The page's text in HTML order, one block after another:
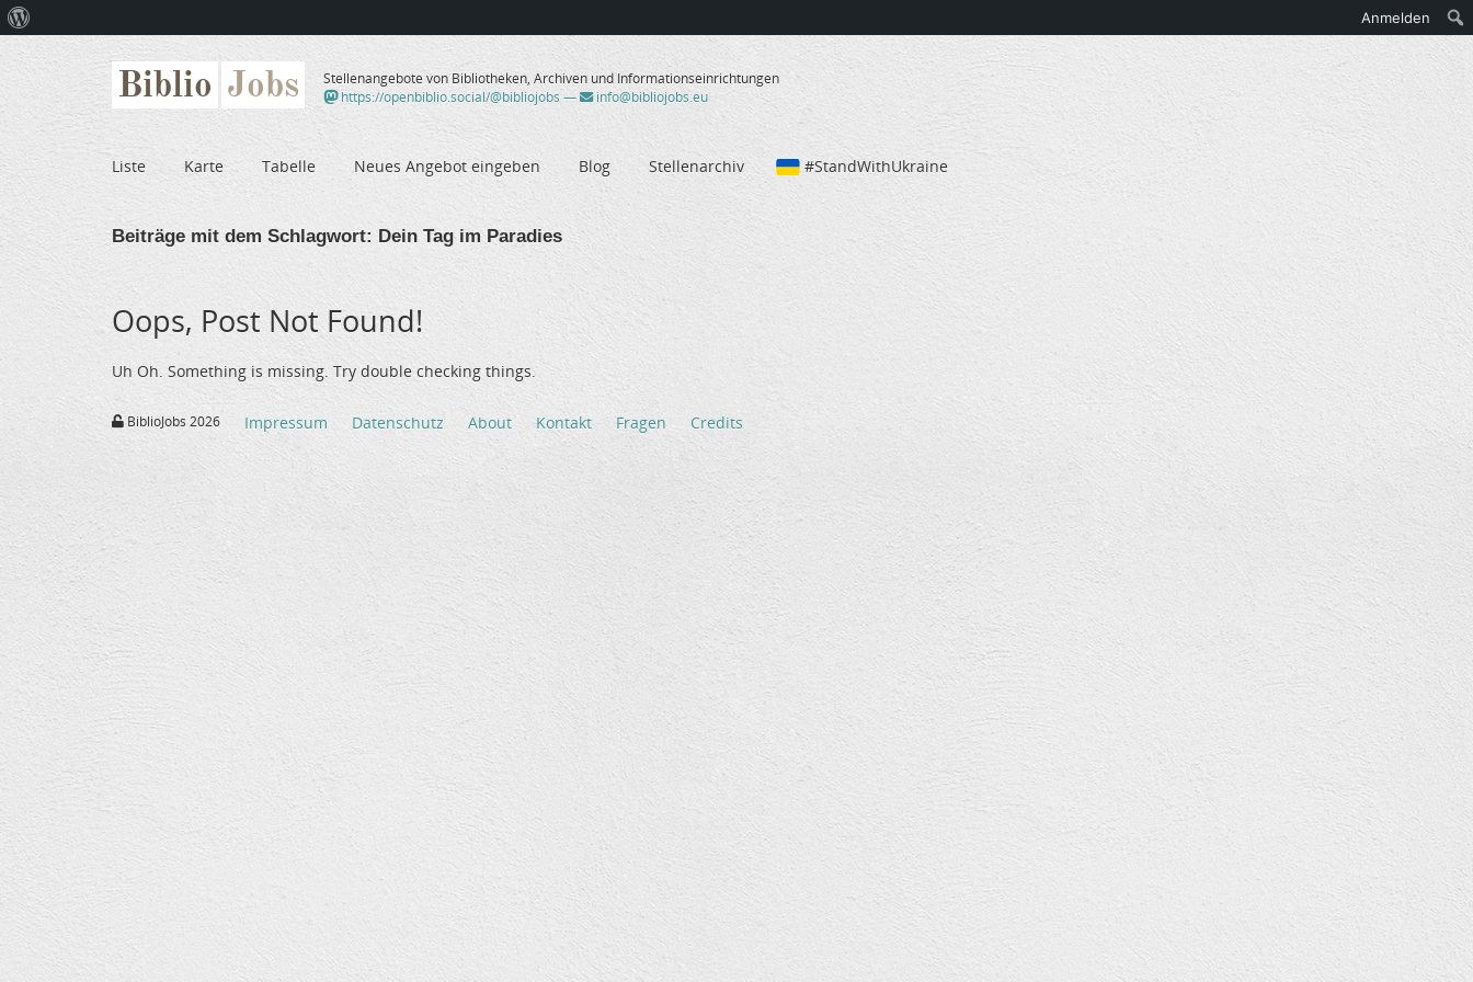
Biblio Jobs
Stellenangebote von Bibliotheken, Archiven und Informationseinrichtungen
https://openbiblio.social/@bibliojobs — info@bibliojobs.eu
Liste Karte Tabelle Neues Angebot eingeben Blog Stellenarchiv #StandWithUkraine
Beiträge mit dem Schlagwort: Dein Tag im Paradies
Oops, Post Not Found!
Uh Oh. Something is missing. Try double checking things.
BiblioJobs 2026 Impressum Datenschutz About Kontakt Fragen Credits
WordPress
Anmelden